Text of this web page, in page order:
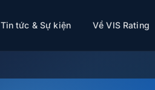
Tin tức & Sự kiện Về VIS Rating